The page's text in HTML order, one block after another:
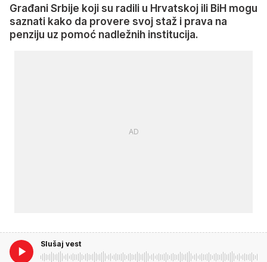
Građani Srbije koji su radili u Hrvatskoj ili BiH mogu
saznati kako da provere svoj staž i prava na
penziju uz pomoć nadležnih institucija.
Slušaj vest